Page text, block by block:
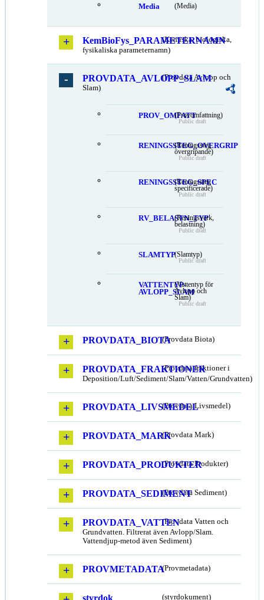
Media (Media)
KemBioFys_PARAMETERNAMN
(Kemiska, biologiska,
fysikaliska parameternamn)
PROVDATA_AVLOPP_SLAM
(Provdata Avlopp och
Slam)
PROV_OMFATT(Provomfattning)
Public draft
RENINGSSTEG_OVERGRIP
(Reningssteg
övergripande)
Public draft
RENINGSSTEG_SPEC
(Reningssteg
specificerade)
Public draft
RV_BELASTN_TYP
(Reningsverk,
belastning)
Public draft
SLAMTYP(Slamtyp)
Public draft
VATTENTYP-
AVLOPP_SLAM
(Vattentyp för
Avlopp och
Slam)
Public draft
PROVDATA_BIOTA(Provdata Biota)
PROVDATA_FRAKTIONER
(Provdata fraktioner i
Deposition/Luft/Sediment/Slam/Vatten/Grundvatten)
PROVDATA_LIVSMEDEL
(Provdata Livsmedel)
PROVDATA_MARK(Provdata Mark)
PROVDATA_PRODUKTER
(Provdata Produkter)
PROVDATA_SEDIMENT(Provdata Sediment)
PROVDATA_VATTEN(Provdata Vatten och
Grundvatten. Filtrerat även Avlopp/Slam.
Vattendjup-metod även Sediment)
PROVMETADATA(Provmetadata)
styrdok (styrdokument)